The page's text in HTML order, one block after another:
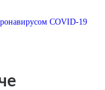
COVID-19